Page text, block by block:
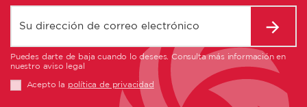
Puedes darte de baja cuando lo desees. Consulta más información en
nuestro aviso legal
Acepto la política de privacidad